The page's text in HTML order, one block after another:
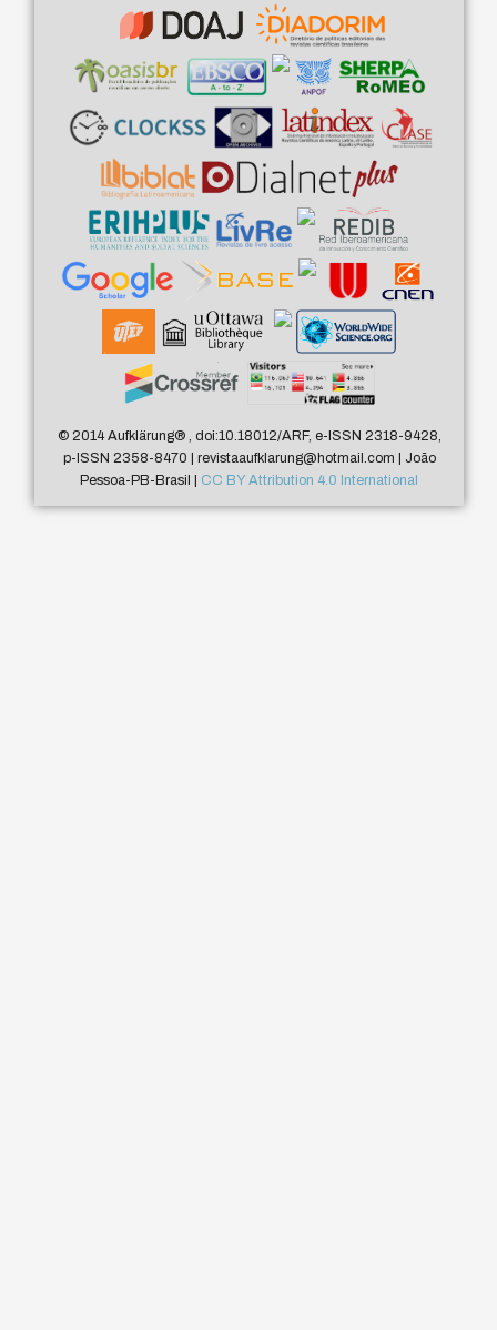
© 2014 Aufklärung®, doi:10.18012/ARF, e-ISSN 2318-9428,
p-ISSN 2358-8470 | revistaaufklarung@hotmail.com | João
Pessoa-PB-Brasil | CC BY Attribution 4.0 International